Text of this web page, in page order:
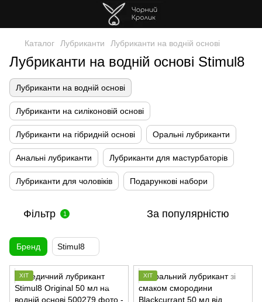
Каталог Лубриканти Лубриканти на водній основі
Лубриканти на водній основі Stimul8
Лубриканти на водній основі
Лубриканти на силіконовій основі
Лубриканти на гібридній основі Оральні лубриканти
Анальні лубриканти Лубриканти для мастурбаторів
Лубриканти для чоловіків Подарункові набори
Фільтр 1 За популярністю
Бренд Stimul8
ХІТ ХІТ